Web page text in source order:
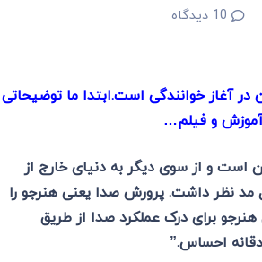
10 دیدگاه
آغاز خوانندگی است.ابتدا ما توضیحاتی
و فیلم…
و از سوی دیگر به دنیای خارج از
مد نظر داشت. پرورش صدا یعنی هنر‌جو را
برای درک عملکرد صدا‌ از طریق
احساس.”